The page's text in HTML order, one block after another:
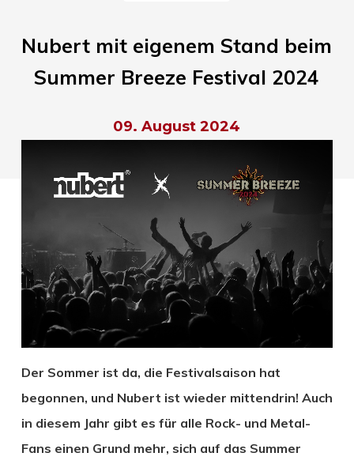
Nubert mit eigenem Stand beim
Summer Breeze Festival 2024
09. August 2024
Der Sommer ist da, die Festivalsaison hat
begonnen, und Nubert ist wieder mittendrin! Auch
in diesem Jahr gibt es für alle Rock- und Metal-
Fans einen Grund mehr, sich auf das Summer